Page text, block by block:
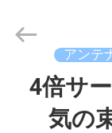
supplier.
Copyright
Luoyang
アンテ
4倍サ
気の